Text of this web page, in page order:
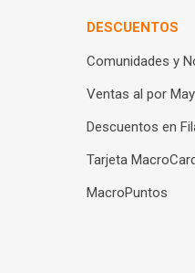
DESCUENTOS
Comunidades y
Ventas al por
Descuentos en
Tarjeta
MacroPuntos